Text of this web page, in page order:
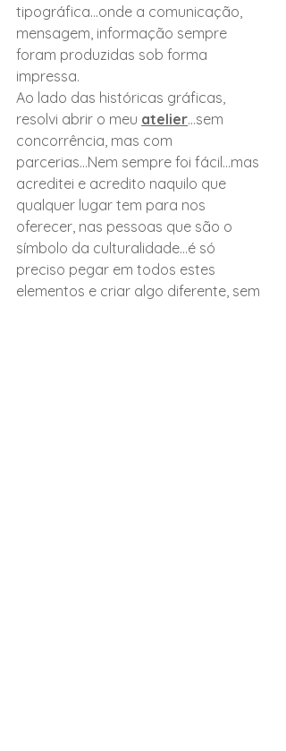
tipográfica...onde a comunicação,
mensagem, informação sempre
foram produzidas sob forma
impressa.
Ao lado das históricas gráficas,
resolvi abrir o meu atelier...sem
concorrência, mas com
parcerias...Nem sempre foi fácil...mas
acreditei e acredito naquilo que
qualquer lugar tem para nos
oferecer, nas pessoas que são o
símbolo da culturalidade...é só
preciso pegar em todos estes
elementos e criar algo diferente, sem